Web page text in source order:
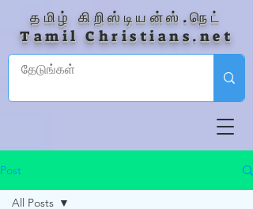
தமிழ் கிறிஸ்டியன்ஸ்.நெட்
Tamil Christians.net
Post
All Posts